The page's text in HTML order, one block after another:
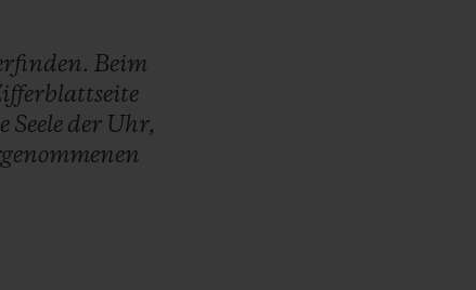
Beim
Seele der Uhr,